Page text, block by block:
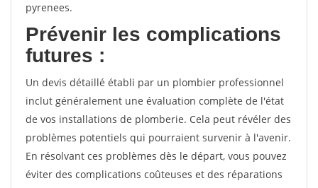
pyrenees.
Prévenir les complications
futures :
Un devis détaillé établi par un plombier professionnel
inclut généralement une évaluation complète de l'état
de vos installations de plomberie. Cela peut révéler des
problèmes potentiels qui pourraient survenir à l'avenir.
En résolvant ces problèmes dès le départ, vous pouvez
éviter des complications coûteuses et des réparations